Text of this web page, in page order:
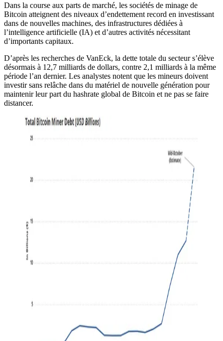
Dans la course aux parts de marché, les sociétés de minage de
Bitcoin atteignent des niveaux d’endettement record en investissant
dans de nouvelles machines, des infrastructures dédiées à
l’intelligence artificielle (IA) et d’autres activités nécessitant
d’importants capitaux.
D’après les recherches de VanEck, la dette totale du secteur s’élève
désormais à 12,7 milliards de dollars, contre 2,1 milliards à la même
période l’an dernier. Les analystes notent que les mineurs doivent
investir sans relâche dans du matériel de nouvelle génération pour
maintenir leur part du hashrate global de Bitcoin et ne pas se faire
distancer.